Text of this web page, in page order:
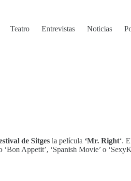
Teatro Entrevistas Noticias
de Sitges la película ‘Mr. Right‘.
Appetit’, ‘Spanish Movie’ o